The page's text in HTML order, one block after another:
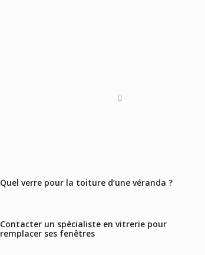
Quel verre pour la toiture d’une véranda ?
Contacter un spécialiste en vitrerie pour
remplacer ses fenêtres